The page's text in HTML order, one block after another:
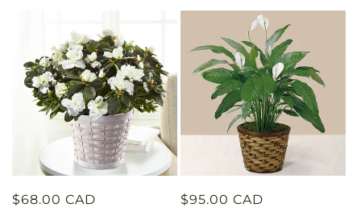
Precio
$68.00 CAD
Precio
$95.00 CAD